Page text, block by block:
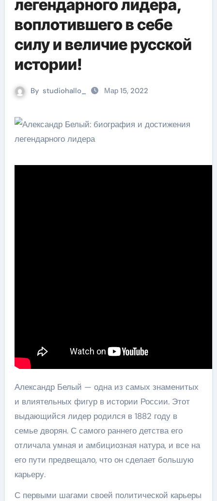
легендарного лидера,
воплотившего в себе
силу и величие русской
истории!
By studiohallo_ Мар 15, 2022
Александр Белый — одна из самых знаменитых
и влиятельных фигур в истории России. Этот
выдающийся лидер родился в 1882 году в
семье дворян. С самого раннего детства его
отличала умная и амбициозная натура, и все на
его пути предвещало, что он сделает большую
карьеру.
С первыми шагами своей политической карьеры